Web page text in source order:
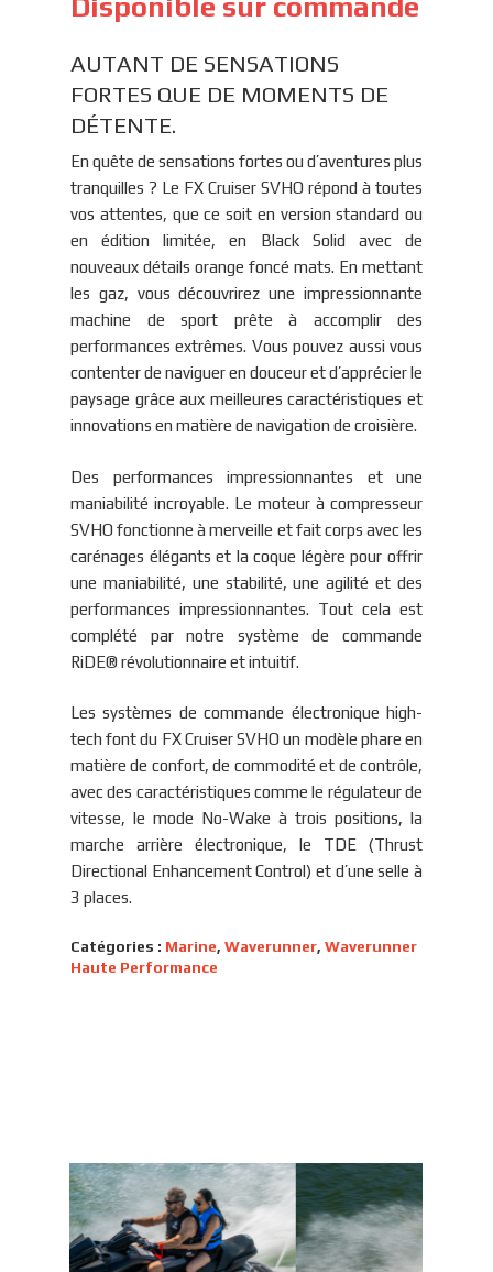
Disponible sur commande
AUTANT DE SENSATIONS
FORTES QUE DE MOMENTS DE
DÉTENTE.
En quête de sensations fortes ou d’aventures plus
tranquilles ? Le FX Cruiser SVHO répond à toutes
vos attentes, que ce soit en version standard ou
en édition limitée, en Black Solid avec de
nouveaux détails orange foncé mats. En mettant
les gaz, vous découvrirez une impressionnante
machine de sport prête à accomplir des
performances extrêmes. Vous pouvez aussi vous
contenter de naviguer en douceur et d’apprécier le
paysage grâce aux meilleures caractéristiques et
innovations en matière de navigation de croisière.
Des performances impressionnantes et une
maniabilité incroyable. Le moteur à compresseur
SVHO fonctionne à merveille et fait corps avec les
carénages élégants et la coque légère pour offrir
une maniabilité, une stabilité, une agilité et des
performances impressionnantes. Tout cela est
complété par notre système de commande
RiDE® révolutionnaire et intuitif.
Les systèmes de commande électronique high-
tech font du FX Cruiser SVHO un modèle phare en
matière de confort, de commodité et de contrôle,
avec des caractéristiques comme le régulateur de
vitesse, le mode No-Wake à trois positions, la
marche arrière électronique, le TDE (Thrust
Directional Enhancement Control) et d’une selle à
3 places.
Catégories : Marine, Waverunner, Waverunner
Haute Performance